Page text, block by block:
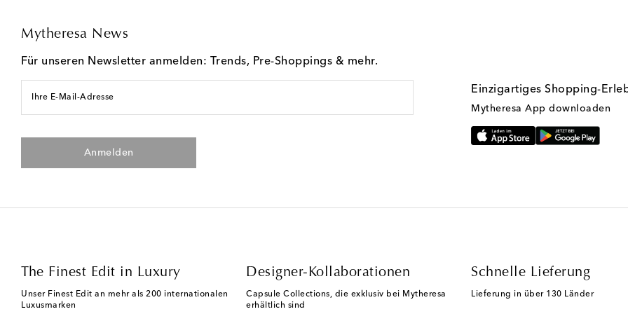
Mytheresa News
Für unseren Newsletter anmelden: Trends, Pre-Shoppings & mehr.
Ihre E-Mail-Adresse
Anmelden
Einzigartiges Shopping-
Mytheresa App downloaden
The Finest Edit in Luxury
Unser Finest Edit an mehr als 200 internationalen
Luxusmarken
Designer-Kollaborationen
Capsule Collections, die exklusiv bei Mytheresa
erhältlich sind
Schnelle Lieferung
Lieferung in über 130 Länder